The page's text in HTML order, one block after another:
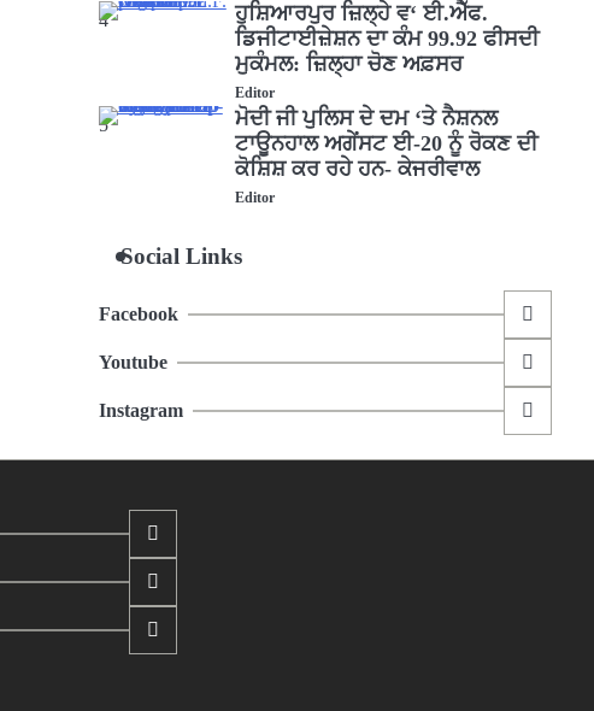
4
ਹੁਸ਼ਿਆਰਪੁਰ ਜ਼ਿਲ੍ਹੇ ਵ‘ ਈ.ਐੱਫ.
ਡਿਜੀਟਾਈਜ਼ੇਸ਼ਨ ਦਾ ਕੰਮ 99.92 ਫੀਸਦੀ
ਮੁਕੰਮਲ: ਜ਼ਿਲ੍ਹਾ ਚੋਣ ਅਫ਼ਸਰ
Editor
5
ਮੋਦੀ ਜੀ ਪੁਲਿਸ ਦੇ ਦਮ ‘ਤੇ ਨੈਸ਼ਨਲ
ਟਾਊਨਹਾਲ ਅਗੇਂਸਟ ਈ-20 ਨੂੰ ਰੋਕਣ ਦੀ
ਕੋਸ਼ਿਸ਼ ਕਰ ਰਹੇ ਹਨ- ਕੇਜਰੀਵਾਲ
Editor
Social Links
Facebook
Youtube
Instagram